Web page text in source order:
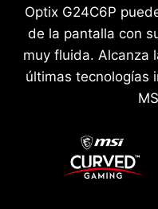
Optix G24C6P
de la pantalla con
muy fluida. Alcanza
últimas tecnologías